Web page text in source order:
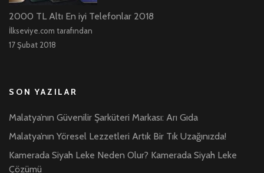
2000 TL Altı En iyi Telefonlar 2018
İlkseviye.com tarafından
17 Şubat 2018
SON YAZILAR
Malatya’nın Güvenilir Şarküteri Markası: Arı Gıda
Malatya’nın Yöresel Lezzetleri Artık Bir Tık Uzağınızda!
Kamerada Siyah Leke Neden Olur? Kamerada Siyah Leke
Çözümü